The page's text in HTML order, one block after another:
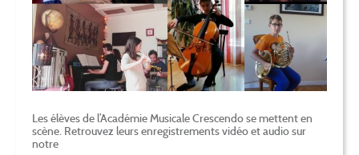
Les élèves de l’Académie Musicale Crescendo se mettent en
scène. Retrouvez leurs enregistrements vidéo et audio sur
notre